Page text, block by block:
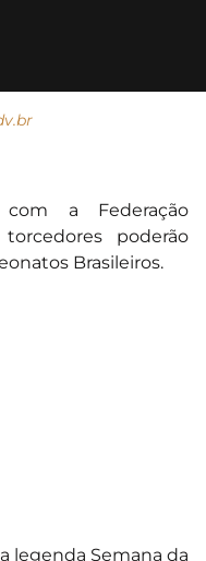
a Federação
poderão
Brasileiros.